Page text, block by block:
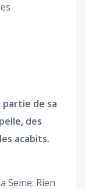
partie de sa
des
acabits.
Seine. Rien